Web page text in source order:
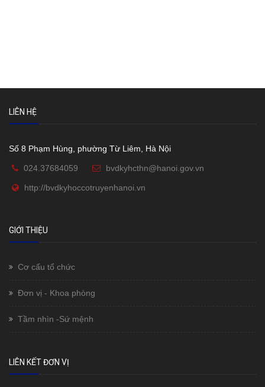
LIÊN HỆ
Số 8 Phạm Hùng, phường Từ Liêm, Hà Nội
024.37684059 bvdkyhcthn@hanoi.gov.vn
http://bvdkyhoccotruyenhanoi.vn
GIỚI THIỆU
Cơ cấu tổ chức
Đơn vị - Khoa phòng
Tầm nhìn -Sứ mệnh
LIÊN KẾT ĐƠN VỊ